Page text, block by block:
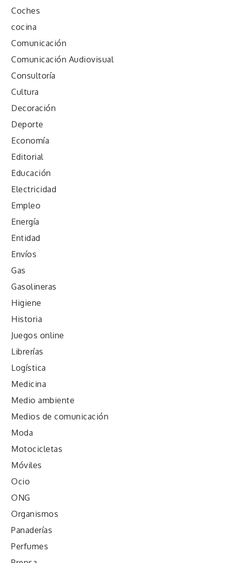
Coches
cocina
Comunicación
Comunicación Audiovisual
Consultoría
Cultura
Decoración
Deporte
Economía
Editorial
Educación
Electricidad
Empleo
Energía
Entidad
Envíos
Gas
Gasolineras
Higiene
Historia
Juegos online
Librerías
Logística
Medicina
Medio ambiente
Medios de comunicación
Moda
Motocicletas
Móviles
Ocio
ONG
Organismos
Panaderías
Perfumes